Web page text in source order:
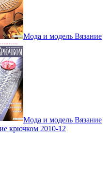
Мода и модель Вязание
Мода и модель Вязание
крючком 2010-12